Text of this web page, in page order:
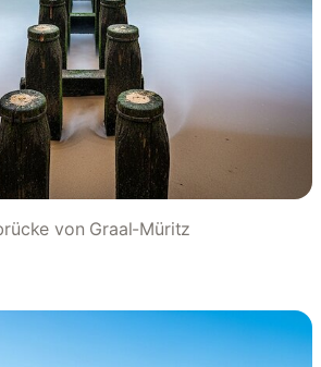
von Graal-Müritz